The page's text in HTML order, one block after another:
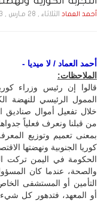
أحمد العماد الثلاثاء , 28 مـارس , 2023 الساعة 12:18:33 AM
أحمد العماد / لا ميديا -
الملاحظات:
قالوا إن رئيس وزراء
الممول الرئيسي للنهضة
خلال تفعيل أموال صناديق
من قبلنا ونعرف فعلياً
بمعنى تعميم وتوزيع
كوريا الجنوبية ونهضتها
الحكومة في اليمن تركت
والصحة، عندما كان
التأمين أو المستشفى
أو المعهد، فتدهور كل